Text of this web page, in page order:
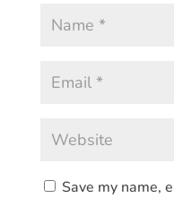
Save my name,